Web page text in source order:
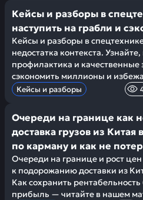
Кейсы и разборы в
наступить на грабли и
Кейсы и разборы в
недостатка контекста.
профилактика и качественные
сэкономить миллионы и
Кейсы и разборы
Очереди на границе как
доставка грузов из Китая
по карману и как не
Очереди на границе и рост
к подорожанию доставки из
Как сохранить
прибыль — читайте в нашем